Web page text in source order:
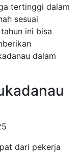
tertinggi dalam
sesuai
ini bisa
dalam
dari pekerja